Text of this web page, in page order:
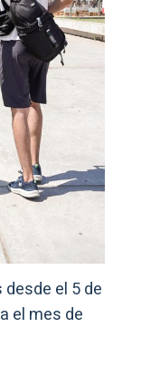
el 5 de
el mes de